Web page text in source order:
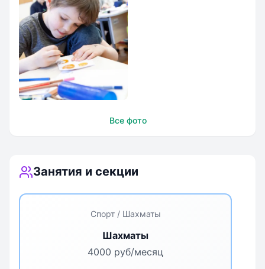
Нюберг, ул.
Нагорная, д.12, к.2
Все фото
Занятия и секции
Спорт / Шахматы
Шахматы
4000 руб/месяц